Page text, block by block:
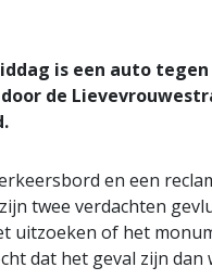
is een auto
de
en een
twee verdachten
uitzoeken of het
dat het geval zijn dan